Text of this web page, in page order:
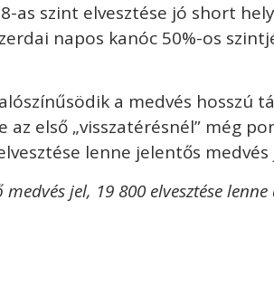
as szint elvesztése jó short
napos kanóc 50%-os
a medvés hosszú
első „visszatérésnél” még
lenne jelentős medvés
jel, 19 800 elvesztése